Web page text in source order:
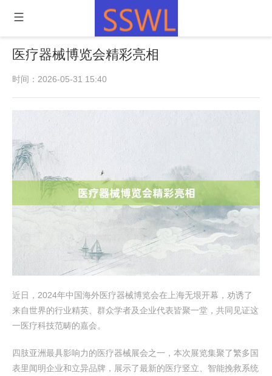
医疗器械博览会精彩亮相
时间：2026-05-31 15:40
近日，2024年中国海外医疗器械博览会在上海无垠开幕，劝诱了
来自世界的行业精英、群众学者及企业代表皆聚一堂，共同见证这
一医疗科技范畴的嘉会。
四肢亚洲最具影响力的医疗器械展会之一，本次展览集聚了繁多国
表里闻明企业和立异品牌，展示了最新的医疗竖立、智能挽救系统